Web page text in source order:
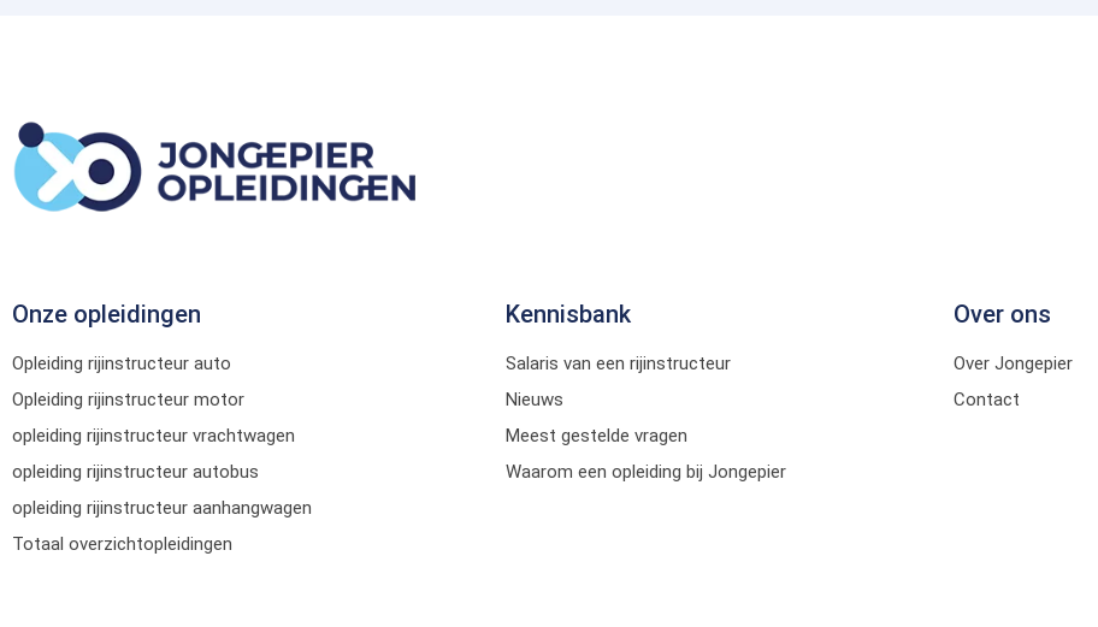
Onze opleidingen
Opleiding rijinstructeur auto
Opleiding rijinstructeur motor
opleiding rijinstructeur vrachtwagen
opleiding rijinstructeur autobus
opleiding rijinstructeur aanhangwagen
Totaal overzichtopleidingen
Kennisbank
Salaris van een rijinstructeur
Nieuws
Meest gestelde vragen
Waarom een opleiding bij Jongepier
Over ons
Over Jongepier
Contact